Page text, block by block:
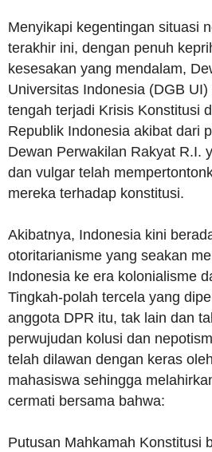
Menyikapi kegentingan situasi
terakhir ini, dengan penuh
kesesakan yang mendalam,
Universitas Indonesia (DGB
tengah terjadi Krisis Konstitusi
Republik Indonesia akibat dari
Dewan Perwakilan Rakyat R.I.
dan vulgar telah
mereka terhadap konstitusi.
Akibatnya, Indonesia kini
otoritarianisme yang seakan
Indonesia ke era kolonialisme
Tingkah-polah tercela yang
anggota DPR itu, tak lain dan
perwujudan kolusi dan
telah dilawan dengan keras
mahasiswa sehingga
cermati bersama bahwa:
Putusan Mahkamah Konstitusi